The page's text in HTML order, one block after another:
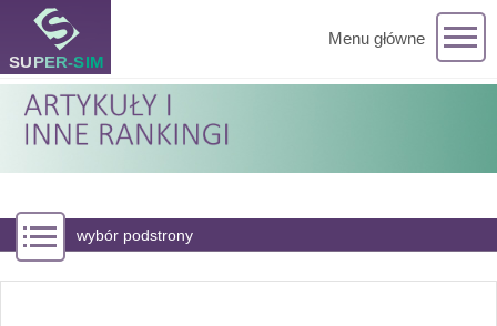
Menu główne
wybór podstrony